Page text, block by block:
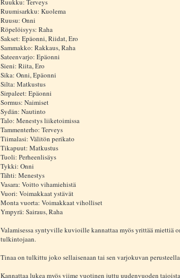
Ruukku: Terveys
Ruumisarkku: Kuolema
Ruusu: Onni
Röpelöisyys: Raha
Sakset: Epäonni, Riidat, Ero
Sammakko: Rakkaus, Raha
Sateenvarjo: Epäonni
Sieni: Riita, Ero
Sika: Onni, Epäonni
Silta: Matkustus
Sirpaleet: Epäonni
Sormus: Naimiset
Sydän: Nautinto
Talo: Menestys liiketoimissa
Tammenterho: Terveys
Tiimalasi: Välitön perikato
Tikapuut: Matkustus
Tuoli: Perheenlisäys
Tykki: Onni
Tähti: Menestys
Vasara: Voitto vihamiehistä
Vuori: Voimakkaat ystävät
Monta vuorta: Voimakkaat viholliset
Ympyrä: Sairaus, Raha
Valamisessa syntyville kuvioille kannattaa myös yrittää miettiä
tulkintojaan.
Tinaa on tulkittu joko sellaisenaan tai sen varjokuvan
Kannattaa lukea myös viime vuotinen juttu uudenvuoden